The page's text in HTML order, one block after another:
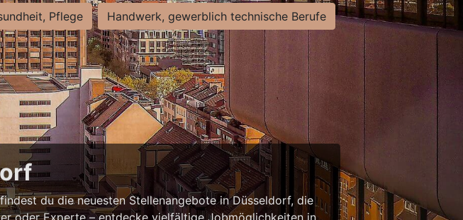
Pflege Handwerk, gewerblich technische Berufe
du die neuesten Stellenangebote in Düsseldorf, die